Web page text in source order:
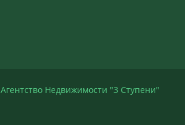
Агентство Недвижимости "3 Ступени"